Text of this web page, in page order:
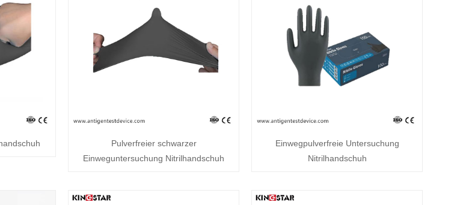
Pulverfreier schwarzer
Einweguntersuchung Nitrilhandschuh
Einwegpulverfreie Untersuchung
Nitrilhandschuh